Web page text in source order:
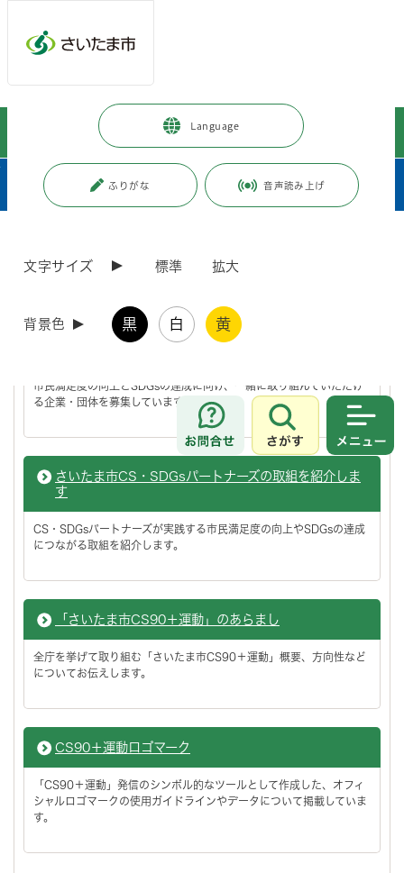
Language
ふりがな 音声読み上げ
文字サイズ 標準 拡大
背景色 黒 白 黄
お問合せ
さがす
市政情報 市長の部屋 > プロフィール・施策など
CS90＋運動
さいたま市CS・SDGsパートナーズを募集していま
市民満足度の向上とSDGsの達成に向け、一緒に取り組んでいただけ
る企業・団体を募集しています。
さいたま市CS・SDGsパートナーズの取組を紹介しま
す
CS・SDGsパートナーズが実践する市民満足度の向上やSDGsの達成
につながる取組を紹介します。
「さいたま市CS90＋運動」のあらまし
全庁を挙げて取り組む「さいたま市CS90＋運動」概要、方向性など
についてお伝えします。
CS90＋運動ロゴマーク
「CS90＋運動」発信のシンボル的なツールとして作成した、オフィ
シャルロゴマークの使用ガイドラインやデータについて掲載していま
す。